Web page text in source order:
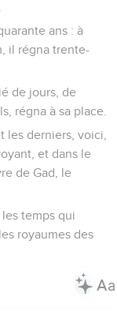
ans : à
il régna trente-
de jours, de
régna à sa place.
les derniers, voici,
et dans le
de Gad, le
temps qui
royaumes des